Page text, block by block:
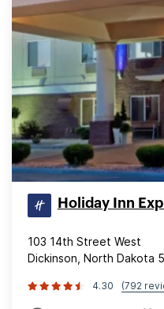
Holiday Inn
103 14th Street West
Dickinson, North Dakota
4.30 (792